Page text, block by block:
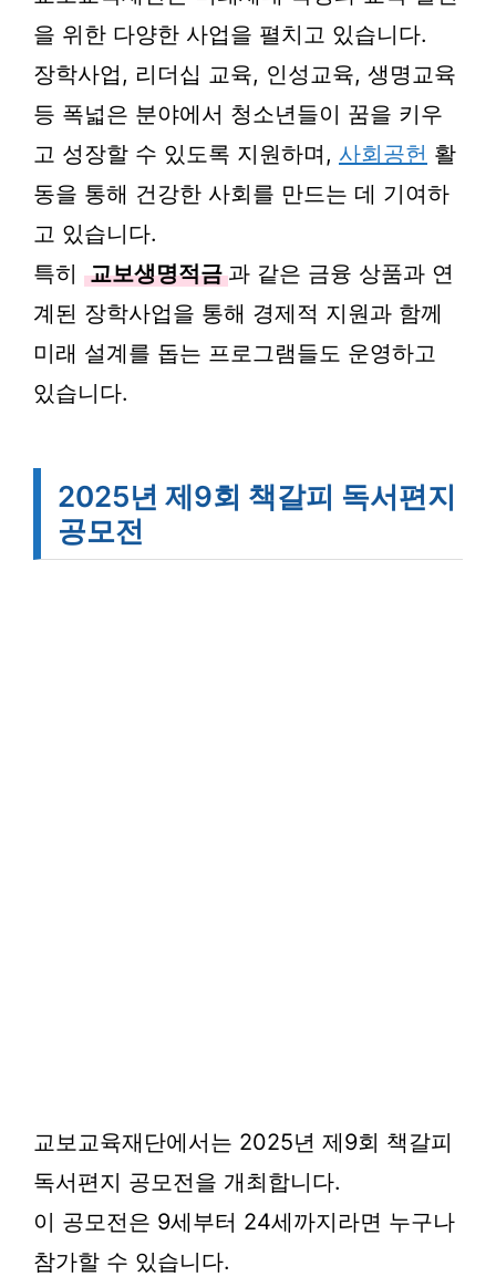
을 위한 다양한 사업을 펼치고 있습니다.
장학사업, 리더십 교육, 인성교육, 생명교육
등 폭넓은 분야에서 청소년들이 꿈을 키우
고 성장할 수 있도록 지원하며, 사회공헌 활
동을 통해 건강한 사회를 만드는 데 기여하
고 있습니다.
특히 교보생명적금 과 같은 금융 상품과 연
계된 장학사업을 통해 경제적 지원과 함께
미래 설계를 돕는 프로그램들도 운영하고
있습니다.
2025년 제9회 책갈피 독서편지
공모전
교보교육재단에서는 2025년 제9회 책갈피
독서편지 공모전을 개최합니다.
이 공모전은 9세부터 24세까지라면 누구나
참가할 수 있습니다.